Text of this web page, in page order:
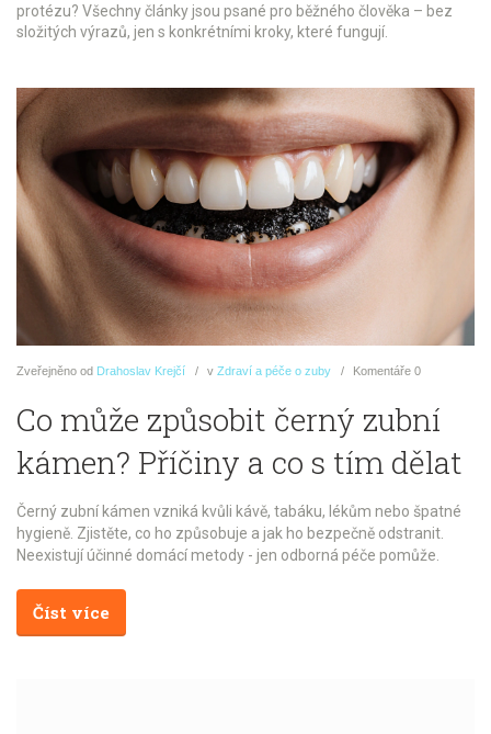
protézu? Všechny články jsou psané pro běžného člověka – bez
složitých výrazů, jen s konkrétními kroky, které fungují.
Zveřejněno od Drahoslav Krejčí v Zdraví a péče o zuby Komentáře 0
Co může způsobit černý zubní
kámen? Příčiny a co s tím dělat
Černý zubní kámen vzniká kvůli kávě, tabáku, lékům nebo špatné
hygieně. Zjistěte, co ho způsobuje a jak ho bezpečně odstranit.
Neexistují účinné domácí metody - jen odborná péče pomůže.
Číst více